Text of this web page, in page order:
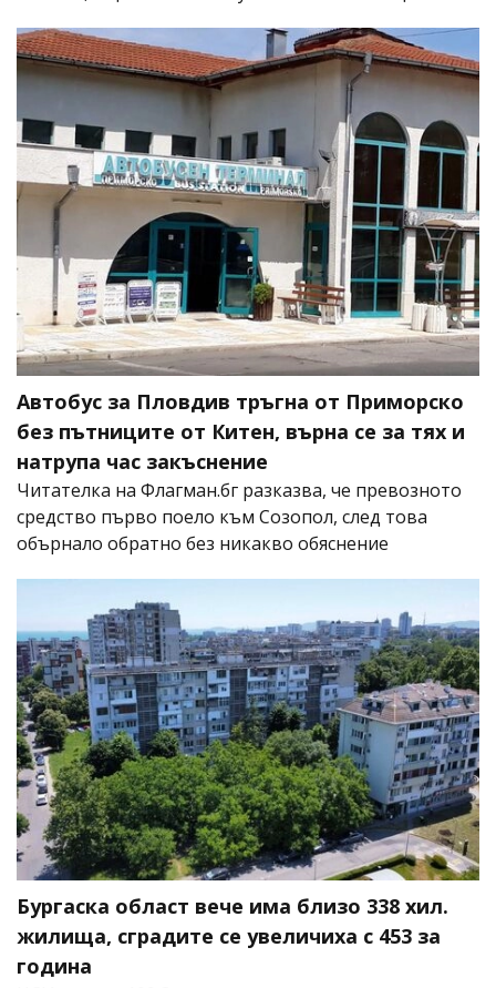
Автобус за Пловдив тръгна от Приморско
без пътниците от Китен, върна се за тях и
натрупа час закъснение
Читателка на Флагман.бг разказва, че превозното
средство първо поело към Созопол, след това
обърнало обратно без никакво обяснение
Бургаска област вече има близо 338 хил.
жилища, сградите се увеличиха с 453 за
година